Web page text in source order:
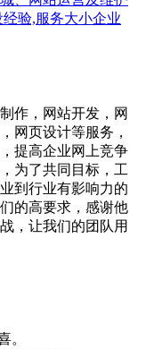
验,服务大小企业
作，网站开发，网
网页设计等服务，
提高企业网上竞争
为了共同目标，工
到行业有影响力的
的高要求，感谢他
，让我们的团队用
。